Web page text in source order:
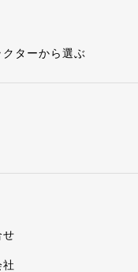
クターから選ぶ
せ